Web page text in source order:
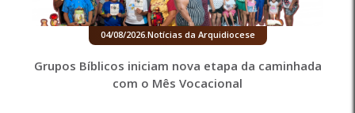
04/08/2026.Notícias da Arquidiocese
Grupos Bíblicos iniciam nova etapa da caminhada
com o Mês Vocacional